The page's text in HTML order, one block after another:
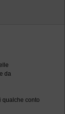
da
qualche conto